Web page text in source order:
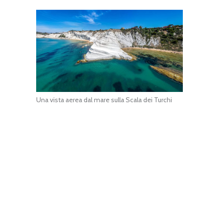
Una vista aerea dal mare sulla Scala dei Turchi